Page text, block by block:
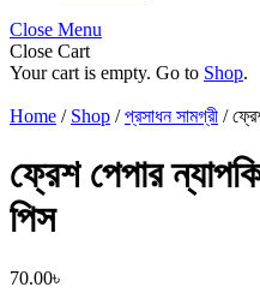
Close Menu
Close Cart
Your cart is empty. Go to Shop.
Home / Shop /প্রসাধন সামগ্রী /
ফ্রেশ পেপার
পিস
70.00৳